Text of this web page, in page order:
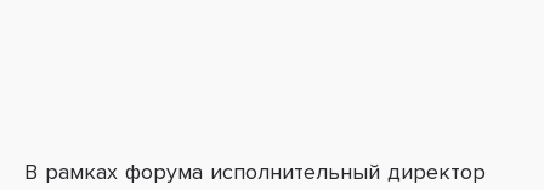
В рамках форума исполнительный директор